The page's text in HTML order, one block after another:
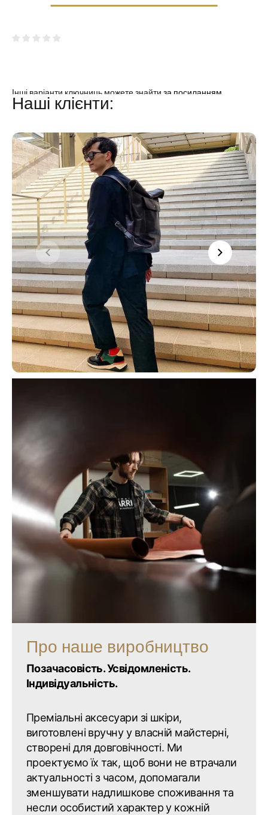
деталі виробу. Відтінок шкіри може мати незначні відмінності
Інші варіанти ключниць можете знайти за посиланням
Наші клієнти:
Про наше виробництво
Позачасовість. Усвідомленість.
Індивідуальність.
Преміальні аксесуари зі шкіри,
виготовлені вручну у власній майстерні,
створені для довговічності. Ми
проектуємо їх так, щоб вони не втрачали
актуальності з часом, допомагали
зменшувати надлишкове споживання та
несли особистий характер у кожній